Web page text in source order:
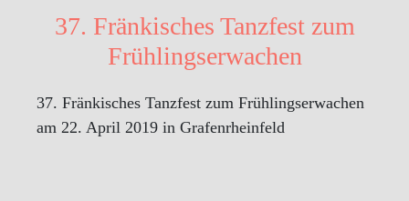
37. Fränkisches Tanzfest zum
Frühlingserwachen
37. Fränkisches Tanzfest zum Frühlingserwachen
am 22. April 2019 in Grafenrheinfeld